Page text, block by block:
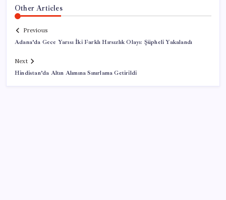
Other Articles
Previous
Adana’da Gece Yarısı İki Farklı Hırsızlık Olayı: Şüpheli Yakalandı
Next
Hindistan’da Altın Alımına Sınırlama Getirildi